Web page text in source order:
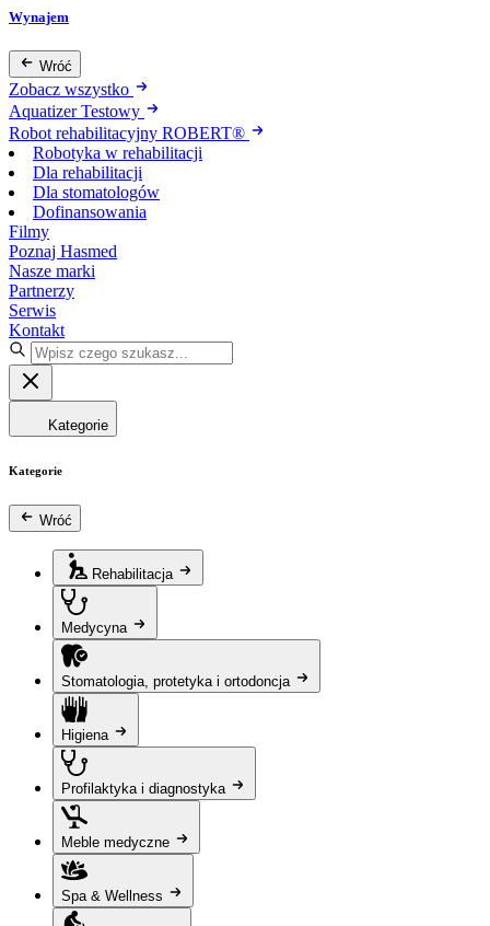
Wynajem
Wróć
Zobacz wszystko
Aquatizer Testowy
Robot rehabilitacyjny ROBERT®
Robotyka w rehabilitacji
Dla rehabilitacji
Dla stomatologów
Dofinansowania
Filmy
Poznaj Hasmed
Nasze marki
Partnerzy
Serwis
Kontakt
Kategorie
Kategorie
Wróć
Rehabilitacja
Medycyna
Stomatologia, protetyka i ortodoncja
Higiena
Profilaktyka i diagnostyka
Meble medyczne
Spa & Wellness